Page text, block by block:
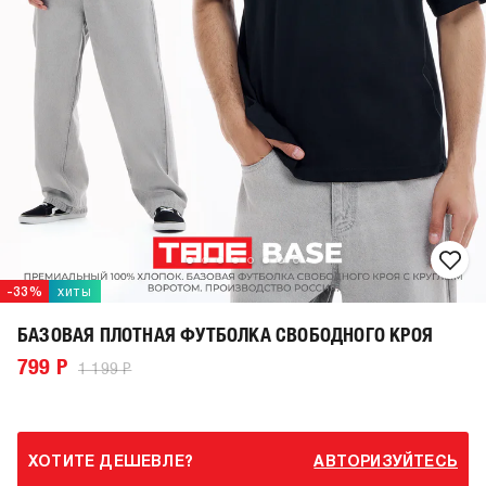
-33% хиты
БАЗОВАЯ ПЛОТНАЯ ФУТБОЛКА СВОБОДНОГО КРОЯ
799 Р 1 199 Р
ХОТИТЕ ДЕШЕВЛЕ? АВТОРИЗУЙТЕСЬ